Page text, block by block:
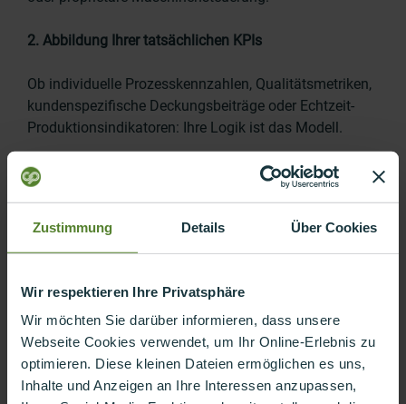
Zustimmung Details Über Cookies
Wir respektieren Ihre Privatsphäre
Wir möchten Sie darüber informieren, dass unsere
Webseite Cookies verwendet, um Ihr Online-Erlebnis zu
optimieren. Diese kleinen Dateien ermöglichen es uns,
Inhalte und Anzeigen an Ihre Interessen anzupassen,
2. Abbildung Ihrer tatsächlichen KPIs
Ob individuelle Prozesskennzahlen, Qualitätsmetriken,
kundenspezifische Deckungsbeiträge oder Echtzeit-
Produktionsindikatoren: Ihre Logik ist das Modell.
3. Predictive Analytics, die funktioniert
Lagerlogik. Statt linearer Forecasts aus dem
Handbuch: Machine Learning mit echtem Mehrwert.
4. Self-Service mit Governance
Fachbereiche analysieren eigenständig - aber innerhalb
klarer Regeln. So entsteht keine Schatten-IT, sondern
strukturierte Datendemokratie.